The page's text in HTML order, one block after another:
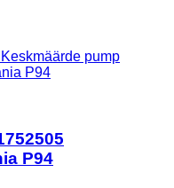
pump
P94
P94